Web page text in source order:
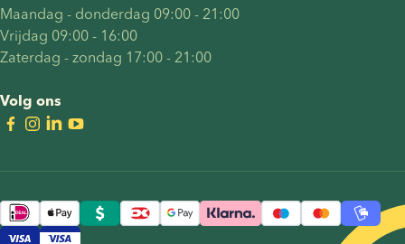
Maandag - donderdag 09:00 - 21:00
Vrijdag 09:00 - 16:00
Zaterdag - zondag 17:00 - 21:00
Volg ons